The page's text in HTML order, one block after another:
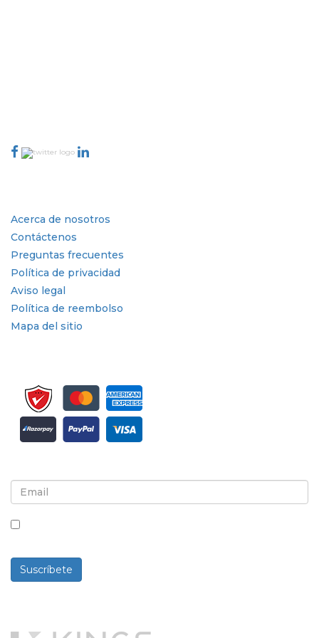
Acerca de nosotros
Contáctenos
Preguntas frecuentes
Política de privacidad
Aviso legal
Política de reembolso
Mapa del sitio
Suscríbete